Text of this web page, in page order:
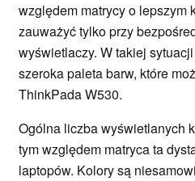
względem matrycy o lepszym
zauważyć tylko przy
wyświetlaczy. W takiej
szeroka paleta barw, które
ThinkPada W530.
Ogólna liczba wyświetlanych
tym względem matryca ta
laptopów. Kolory są